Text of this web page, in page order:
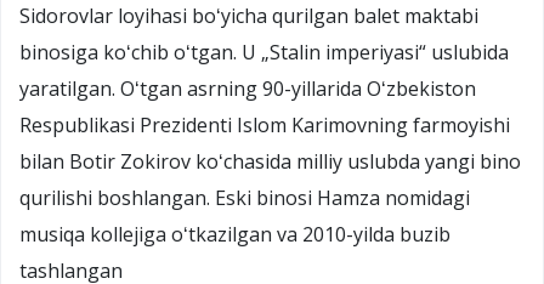
Sidorovlar loyihasi boʻyicha qurilgan balet maktabi
binosiga koʻchib oʻtgan. U „Stalin imperiyasi“ uslubida
yaratilgan. Oʻtgan asrning 90-yillarida Oʻzbekiston
Respublikasi Prezidenti Islom Karimovning farmoyishi
bilan Botir Zokirov koʻchasida milliy uslubda yangi bino
qurilishi boshlangan. Eski binosi Hamza nomidagi
musiqa kollejiga oʻtkazilgan va 2010-yilda buzib
tashlangan